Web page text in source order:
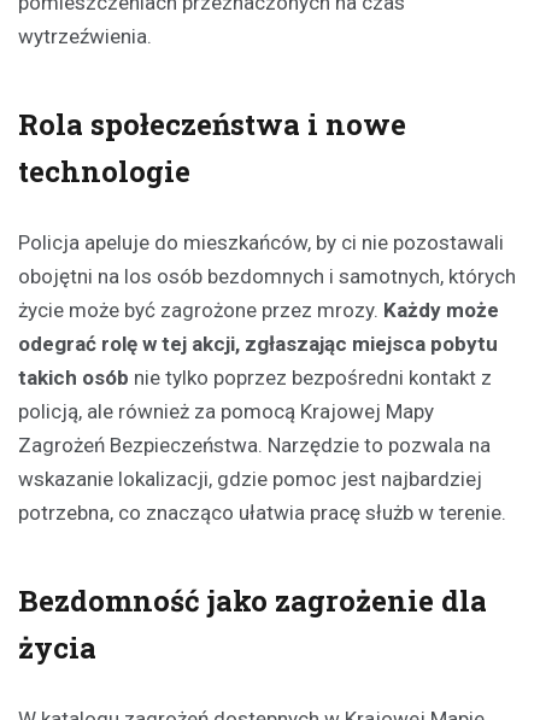
wytrzeźwienia.
Rola społeczeństwa i nowe
technologie
Policja apeluje do mieszkańców, by ci nie pozostawali
obojętni na los osób bezdomnych i samotnych, których
życie może być zagrożone przez mrozy. Każdy może
odegrać rolę w tej akcji, zgłaszając miejsca pobytu
takich osób nie tylko poprzez bezpośredni kontakt z
policją, ale również za pomocą Krajowej Mapy
Zagrożeń Bezpieczeństwa. Narzędzie to pozwala na
wskazanie lokalizacji, gdzie pomoc jest najbardziej
potrzebna, co znacząco ułatwia pracę służb w terenie.
Bezdomność jako zagrożenie dla
życia